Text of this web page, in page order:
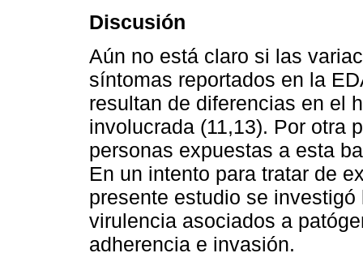
Discusión
Aún no está claro si las
síntomas reportados en la
resultan de diferencias en el
involucrada (11,13). Por otra
personas expuestas a esta
En un intento para tratar de
presente estudio se
virulencia asociados a
adherencia e invasión.